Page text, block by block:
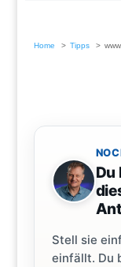
Home Tipps
Du
Stell sie
einfällt. Du